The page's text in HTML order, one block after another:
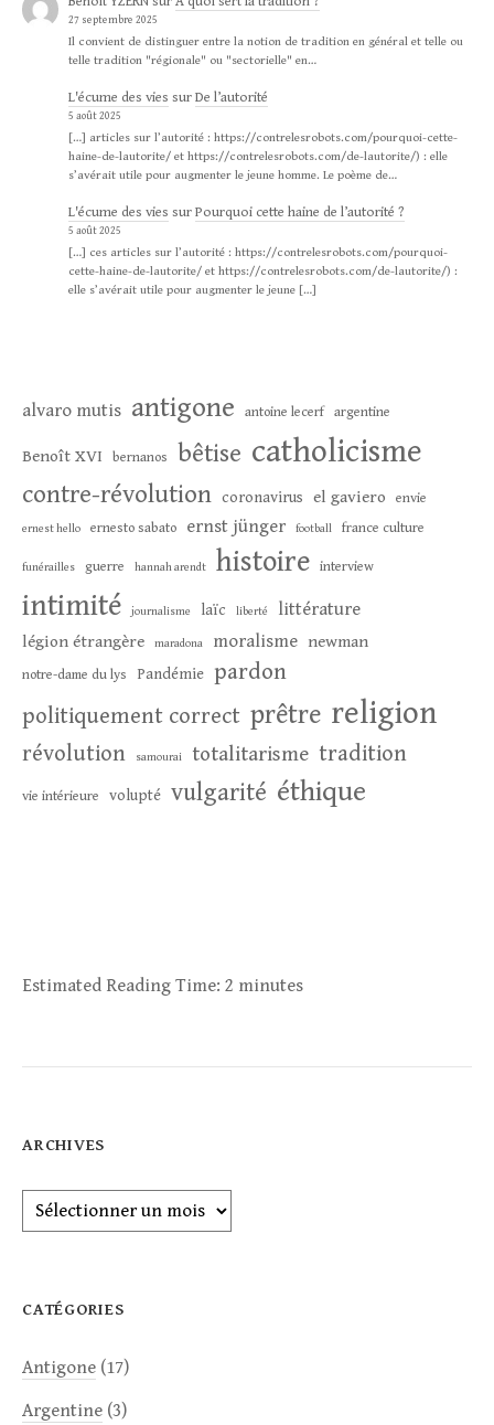
27 septembre 2025
Il convient de distinguer entre la notion de tradition en général et telle ou
telle tradition "régionale" ou "sectorielle" en…
L'écume des vies surDe l’autorité
5 août 2025
[…] articles sur l’autorité : https://contrelesrobots.com/pourquoi-cette-
haine-de-lautorite/ et https://contrelesrobots.com/de-lautorite/) : elle
s’avérait utile pour augmenter le jeune homme. Le poème de…
L'écume des vies surPourquoi cette haine de l’autorité ?
5 août 2025
[…] ces articles sur l’autorité : https://contrelesrobots.com/pourquoi-
cette-haine-de-lautorite/ et https://contrelesrobots.com/de-lautorite/) :
elle s’avérait utile pour augmenter le jeune […]
alvaro mutis antigone antoine lecerf argentine
Benoît XVI bernanos bêtise catholicisme
contre-révolution coronavirus el gaviero envie
ernest hello ernesto sabato ernst jünger football france culture
funérailles guerre hannah arendt histoire interview
intimité journalisme laïc liberté littérature
légion étrangère maradona moralisme newman
notre-dame du lys Pandémie pardon
politiquement correct prêtre religion
révolution samourai totalitarisme tradition
vie intérieure volupté vulgarité éthique
Estimated Reading Time: 2 minutes
ARCHIVES
Archives
CATÉGORIES
Antigone (17)
Argentine (3)